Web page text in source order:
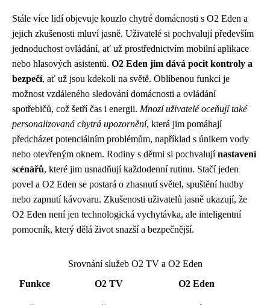
Stále více lidí objevuje kouzlo chytré domácnosti s O2 Eden a
jejich zkušenosti mluví jasně. Uživatelé si pochvalují především
jednoduchost ovládání, ať už prostřednictvím mobilní aplikace
nebo hlasových asistentů. O2 Eden jim dává pocit kontroly a
bezpečí, ať už jsou kdekoli na světě. Oblíbenou funkcí je
možnost vzdáleného sledování domácnosti a ovládání
spotřebičů, což šetří čas i energii. Mnozí uživatelé oceňují také
personalizovaná chytrá upozornění, která jim pomáhají
předcházet potenciálním problémům, například s únikem vody
nebo otevřeným oknem. Rodiny s dětmi si pochvalujínastavení
scénářů, které jim usnadňují každodenní rutinu. Stačí jeden
povel a O2 Eden se postará o zhasnutí světel, spuštění hudby
nebo zapnutí kávovaru. Zkušenosti uživatelů jasně ukazují, že
O2 Eden není jen technologická vychytávka, ale inteligentní
pomocník, který dělá život snazší a bezpečnější.
Srovnání služeb O2 TV a O2 Eden
Funkce
O2 TV O2 Eden